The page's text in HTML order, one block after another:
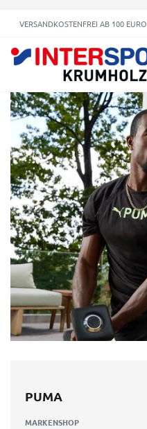
VERSANDKOSTENFREI AB 100 EURO
PUMA
MARKENSHOP